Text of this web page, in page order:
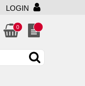
LOGIN
0